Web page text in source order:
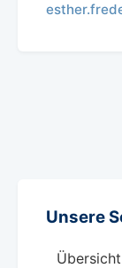
esther.
Unsere
Übersicht